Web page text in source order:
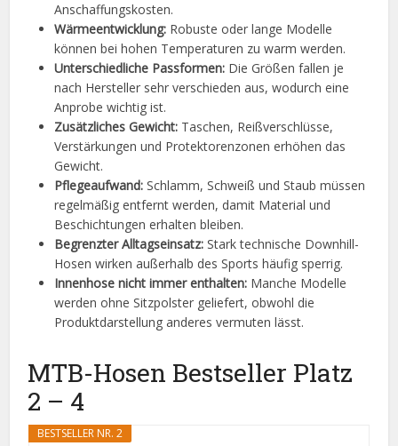
Anschaffungskosten.
Wärmeentwicklung: Robuste oder lange Modelle
können bei hohen Temperaturen zu warm werden.
Unterschiedliche Passformen: Die Größen fallen je
nach Hersteller sehr verschieden aus, wodurch eine
Anprobe wichtig ist.
Zusätzliches Gewicht: Taschen, Reißverschlüsse,
Verstärkungen und Protektorenzonen erhöhen das
Gewicht.
Pflegeaufwand: Schlamm, Schweiß und Staub müssen
regelmäßig entfernt werden, damit Material und
Beschichtungen erhalten bleiben.
Begrenzter Alltagseinsatz: Stark technische Downhill-
Hosen wirken außerhalb des Sports häufig sperrig.
Innenhose nicht immer enthalten: Manche Modelle
werden ohne Sitzpolster geliefert, obwohl die
Produktdarstellung anderes vermuten lässt.
MTB-Hosen Bestseller Platz
2 – 4
BESTSELLER NR. 2